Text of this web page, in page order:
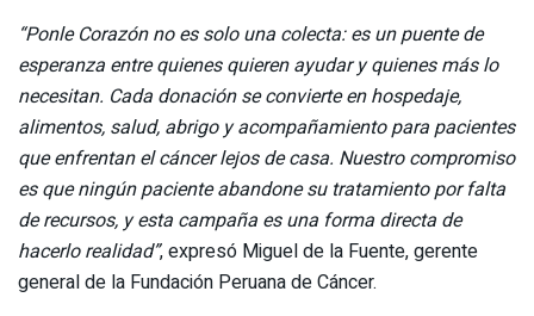
“Ponle Corazón no es solo una colecta: es un puente de
esperanza entre quienes quieren ayudar y quienes más lo
necesitan. Cada donación se convierte en hospedaje,
alimentos, salud, abrigo y acompañamiento para pacientes
que enfrentan el cáncer lejos de casa. Nuestro compromiso
es que ningún paciente abandone su tratamiento por falta
de recursos, y esta campaña es una forma directa de
hacerlo realidad”, expresó Miguel de la Fuente, gerente
general de la Fundación Peruana de Cáncer.